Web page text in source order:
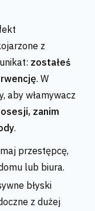
z
zostałeś
. W
aby włamywacz
zanim
.
przestępcę,
lub biura.
błyski
z dużej